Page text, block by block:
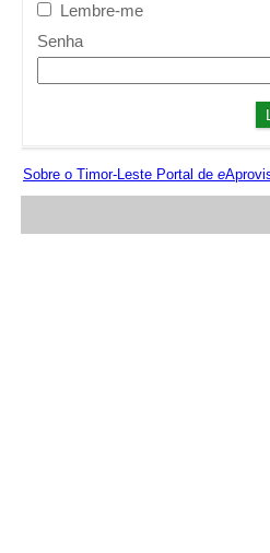
Lembre-me
Senha
Sobre o Timor-Leste Portal de e